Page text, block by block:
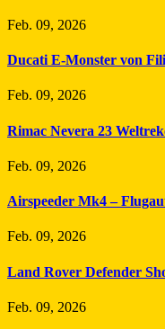
Feb. 09, 2026
Ducati E-Monster von
Feb. 09, 2026
Rimac Nevera 23
Feb. 09, 2026
Airspeeder Mk4 –
Feb. 09, 2026
Land Rover Defender
Feb. 09, 2026